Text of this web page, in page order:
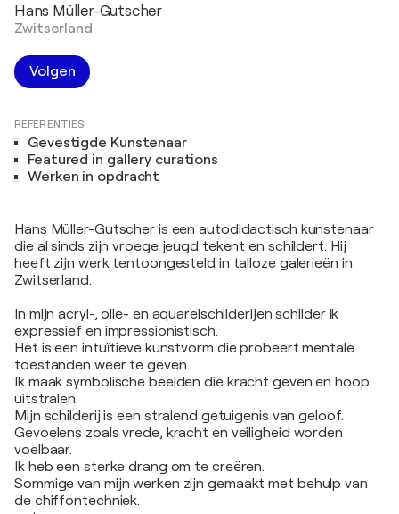
Hans Müller-Gutscher
Zwitserland
Volgen
REFERENTIES
Gevestigde Kunstenaar
Featured in gallery curations
Werken in opdracht
Hans Müller-Gutscher is een autodidactisch kunstenaar
die al sinds zijn vroege jeugd tekent en schildert. Hij
heeft zijn werk tentoongesteld in talloze galerieën in
Zwitserland.
In mijn acryl-, olie- en aquarelschilderijen schilder ik
expressief en impressionistisch.
Het is een intuïtieve kunstvorm die probeert mentale
toestanden weer te geven.
Ik maak symbolische beelden die kracht geven en hoop
uitstralen.
Mijn schilderij is een stralend getuigenis van geloof.
Gevoelens zoals vrede, kracht en veiligheid worden
voelbaar.
Ik heb een sterke drang om te creëren.
Sommige van mijn werken zijn gemaakt met behulp van
de chiffontechniek.